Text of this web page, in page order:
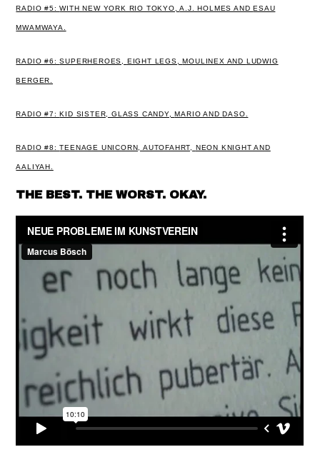
RADIO #5:WITH NEW YORK RIO TOKYO,A.J. HOLMES ANDESAU
MWAMWAYA.
RADIO #6:SUPERHEROES, EIGHT LEGS,MOULINEX AND LUDWIG
BERGER.
RADIO #7:KID SISTER, GLASS CANDY,MARIO ANDDASO.
RADIO #8:TEENAGE UNICORN, AUTOFAHRT, NEON KNIGHT AND
AALIYAH.
THE BEST. THE WORST. OKAY.